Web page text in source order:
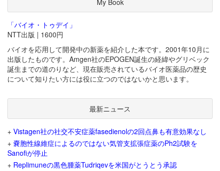
My Book
「バイオ・トゥデイ」
NTT出版 | 1600円
バイオを応用して開発中の新薬を紹介した本です。2001年10月に
出版したものです。Amgen社のEPOGEN誕生の経緯やグリベック
誕生までの道のりなど、現在販売されているバイオ医薬品の歴史
について知りたい方には役に立つのではないかと思います。
最新ニュース
+ Vistagen社の社交不安症薬fasedienolの2回点鼻も有意効果なし
+ 嚢胞性線維症によるのではない気管支拡張症薬のPh2試験を
Sanofiが停止
+ Replimuneの黒色腫薬Tudriqevを米国がとうとう承認